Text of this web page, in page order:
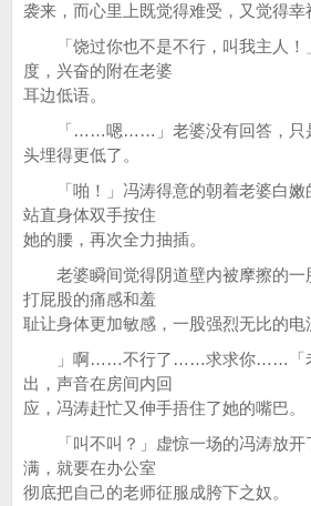
袭来，而心里上既觉得难受，又觉得幸
「饶过你也不是不行，叫我主人！
度，兴奋的附在老婆
耳边低语。
「……嗯……」老婆没有回答，只是
头埋得更低了。
「啪！」冯涛得意的朝着老婆白嫩
站直身体双手按住
她的腰，再次全力抽插。
老婆瞬间觉得阴道壁内被摩擦的一
打屁股的痛感和羞
耻让身体更加敏感，一股强烈无比的电
」啊……不行了……求求你……「老
出，声音在房间内回
应，冯涛赶忙又伸手捂住了她的嘴巴。
「叫不叫？」虚惊一场的冯涛放开
满，就要在办公室
彻底把自己的老师征服成胯下之奴。